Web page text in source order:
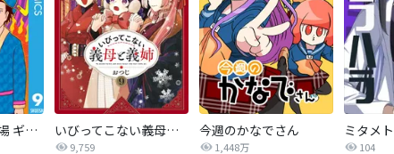
増田こうすけ劇場 ギャグマンガ日和GB いびってこない義母と義姉
9,759
今週のかなでさん
1,448万 104